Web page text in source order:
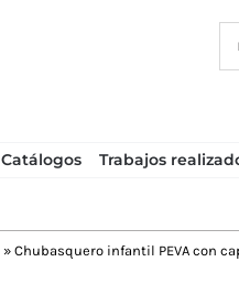
Catálogos Trabajos
» Chubasquero infantil PEVA con